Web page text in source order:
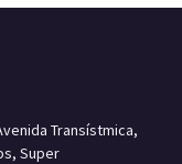
Transístmica,
Super